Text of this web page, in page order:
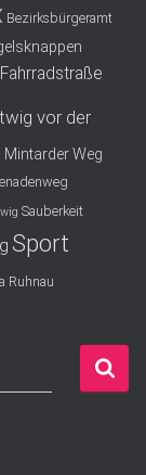
Bezirksbürgeramt
Fahrradstraße
vor der
Mintarder Weg
Sauberkeit
Sport
Ruhnau